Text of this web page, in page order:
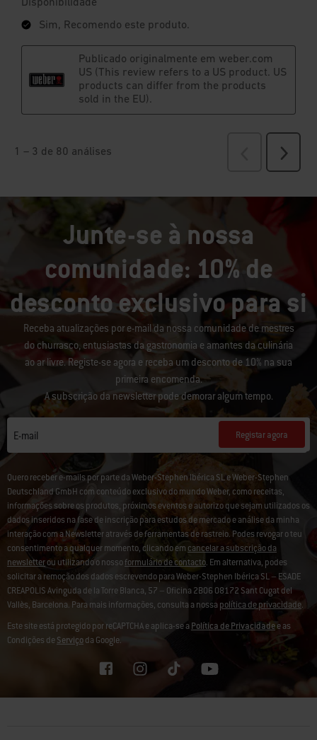
Junte-se à nossa
comunidade: 10% de
desconto exclusivo para si
Receba atualizações por e-mail da nossa comunidade de mestres
do churrasco, entusiastas da gastronomia e amantes da culinária
ao ar livre. Registe-se agora e receba um desconto de 10% na sua
primeira encomenda.
A subscrição da newsletter pode demorar algum tempo.
E-mail Registar agora
Quero receber e-mails por parte da Weber-Stephen Ibérica SL e Weber-Stephen
Deutschland GmbH com conteúdo exclusivo do mundo Weber, como receitas,
informações sobre os produtos, próximos eventos e autorizo que sejam utilizados os
dados inseridos na fase de inscrição para estudos de mercado e análise da minha
interação com a Newsletter através de ferramentas de rastreio. Podes revogar o teu
consentimento a qualquer momento, clicando em cancelar a subscrição da
newsletterou utilizando o nossoformulário de contacto. Em alternativa, podes
solicitar a remoção dos dados escrevendo para Weber-Stephen Ibérica SL – ESADE
CREAPOLIS Avinguda de la Torre Blanca, 57 – Oficina 2B06 08172 Sant Cugat del
Vallès, Barcelona. Para mais informações, consulta a nossapolítica de privacidade.
Este site está protegido por reCAPTCHA e aplica-se aPolítica de Privacidadee as
Condições deServiçoda Google.